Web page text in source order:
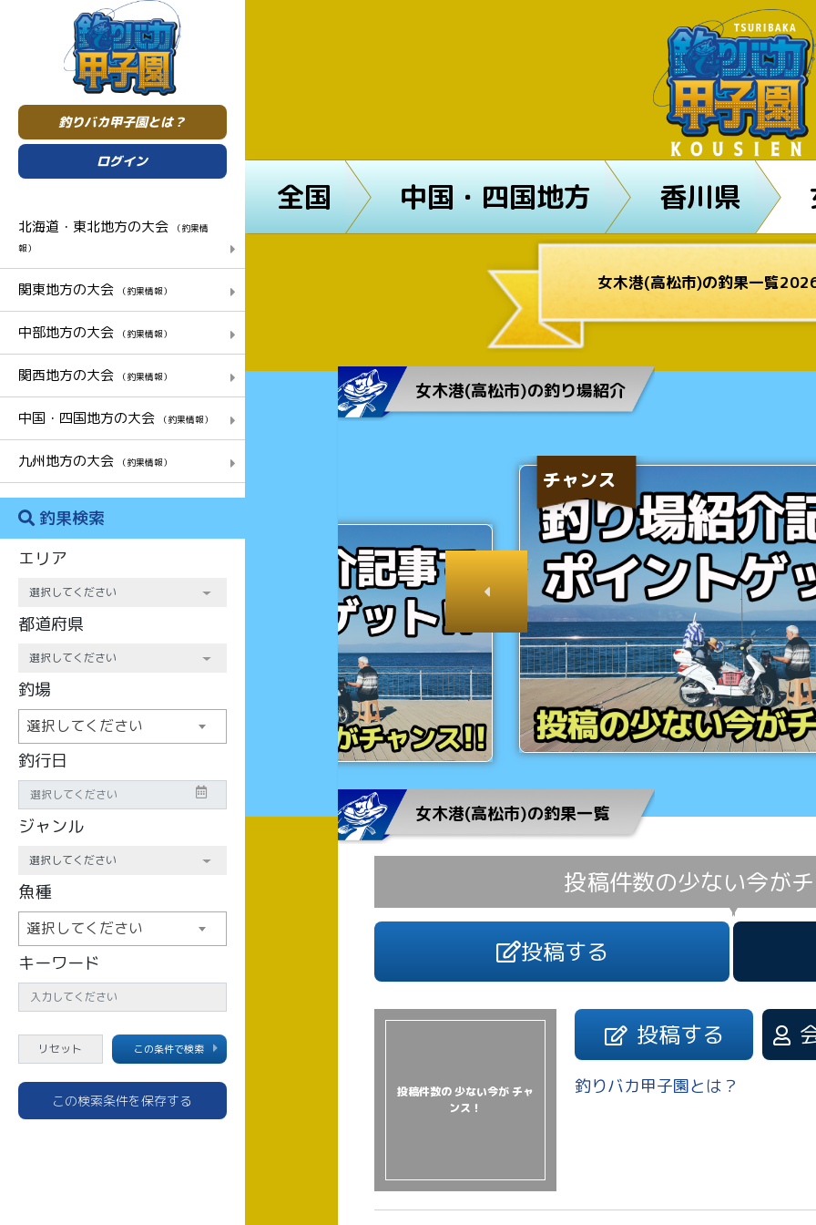
釣りバカ甲子園とは？
ログイン
北海道・東北地方の大会
（釣果情
報）
関東地方の大会 （釣果情報）
中部地方の大会 （釣果情報）
関西地方の大会 （釣果情報）
中国・四国地方の大会 （釣果情報）
九州地方の大会 （釣果情報）
釣果検索
エリア
都道府県
釣場
選択してください
釣行日
ジャンル
魚種
選択してください
キーワード
この条件で検索
この検索条件を保存する
全国 中国・四国地方 香川県
女木港(高松市)の釣果一覧
女木港(高松市)の釣り場紹介
チャンス
チャンス
女木港(高松市)の釣果一覧
投稿件数の少ない今が
投稿する
投稿件数の 少ない今が チャ
ンス！
投稿する
釣りバカ甲子園とは？